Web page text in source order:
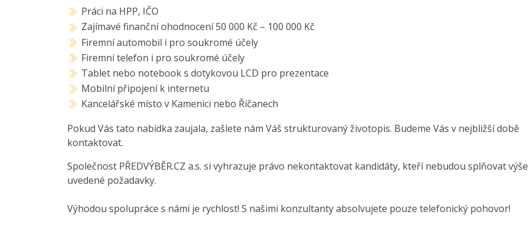
Práci na HPP, IČO
Zajímavé finanční ohodnocení 50 000 Kč – 100 000 Kč
Firemní automobil i pro soukromé účely
Firemní telefon i pro soukromé účely
Tablet nebo notebook s dotykovou LCD pro prezentace
Mobilní připojení k internetu
Kancelářské místo v Kamenici nebo Říčanech
Pokud Vás tato nabídka zaujala, zašlete nám Váš strukturovaný životopis. Budeme Vás v nejbližší době
kontaktovat.
Společnost PŘEDVÝBĚR.CZ a.s. si vyhrazuje právo nekontaktovat kandidáty, kteří nebudou splňovat výše
uvedené požadavky.
Výhodou spolupráce s námi je rychlost! S našimi konzultanty absolvujete pouze telefonický pohovor!